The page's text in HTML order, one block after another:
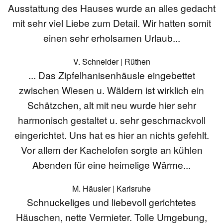
Ausstattung des Hauses wurde an alles gedacht
mit sehr viel Liebe zum Detail. Wir hatten somit
einen sehr erholsamen Urlaub...
V. Schneider | Rüthen
... Das Zipfelhanisenhäusle eingebettet
zwischen Wiesen u. Wäldern ist wirklich ein
Schätzchen, alt mit neu wurde hier sehr
harmonisch gestaltet u. sehr geschmackvoll
eingerichtet. Uns hat es hier an nichts gefehlt.
Vor allem der Kachelofen sorgte an kühlen
Abenden für eine heimelige Wärme...
M. Häusler | Karlsruhe
Schnuckeliges und liebevoll gerichtetes
Häuschen, nette Vermieter. Tolle Umgebung,